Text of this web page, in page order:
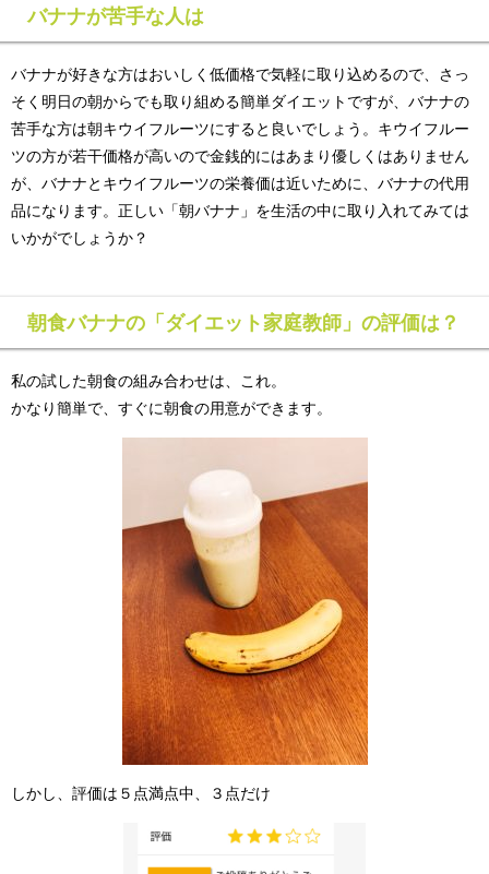
バナナが苦手な人は
バナナが好きな方はおいしく低価格で気軽に取り込めるので、さっ
そく明日の朝からでも取り組める簡単ダイエットですが、バナナの
苦手な方は朝キウイフルーツにすると良いでしょう。キウイフルー
ツの方が若干価格が高いので金銭的にはあまり優しくはありません
が、バナナとキウイフルーツの栄養価は近いために、バナナの代用
品になります。正しい「朝バナナ」を生活の中に取り入れてみては
いかがでしょうか？
朝食バナナの「ダイエット家庭教師」の評価は？
私の試した朝食の組み合わせは、これ。
かなり簡単で、すぐに朝食の用意ができます。
しかし、評価は５点満点中、３点だけ